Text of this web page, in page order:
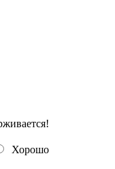
Хорошо